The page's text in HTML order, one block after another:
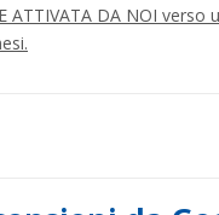
ATTIVATA DA NOI verso